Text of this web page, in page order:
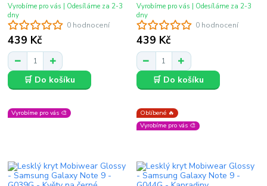
0 hodnocení
439 Kč
Vyrobíme pro vás | Odesíláme za 2-3
dny
🛒 Do košíku
0 hodnocení
439 Kč
Vyrobíme pro vás | Odesíláme za 2-3
dny
🛒 Do košíku
Vyrobíme pro vás 🎨
Oblíbené 🔥
Vyrobíme pro vás 🎨